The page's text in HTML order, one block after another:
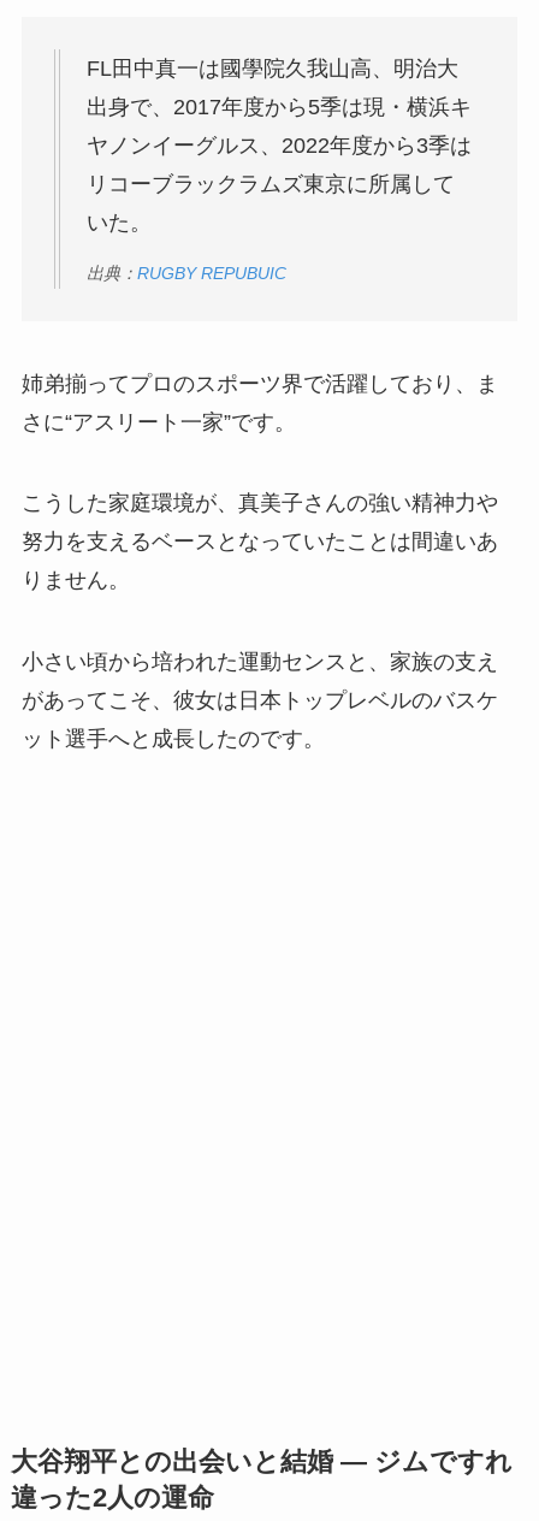
FL田中真一は國學院久我山高、明治大
出身で、2017年度から5季は現・横浜キ
ヤノンイーグルス、2022年度から3季は
リコーブラックラムズ東京に所属して
いた。
出典： RUGBY REPUBUIC
姉弟揃ってプロのスポーツ界で活躍しており、ま
さに“アスリート一家”です。
こうした家庭環境が、真美子さんの強い精神力や
努力を支えるベースとなっていたことは間違いあ
りません。
小さい頃から培われた運動センスと、家族の支え
があってこそ、彼女は日本トップレベルのバスケ
ット選手へと成長したのです。
大谷翔平との出会いと結婚 ― ジムですれ
違った2人の運命